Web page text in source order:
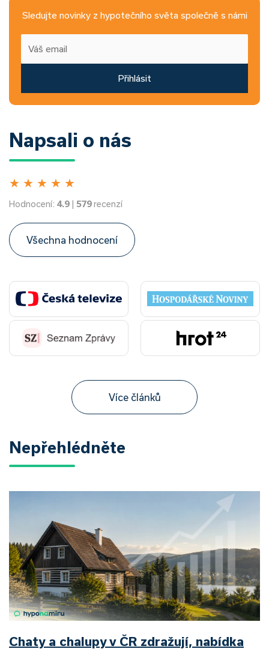
Sledujte novinky z hypotečního světa společně s námi
Přihlásit
Napsali o nás
★ ★ ★ ★ ★
Hodnocení: 4.9 | 579recenzí
Všechna hodnocení
Více článků
Nepřehlédněte
Chaty a chalupy v ČR zdražují, nabídka